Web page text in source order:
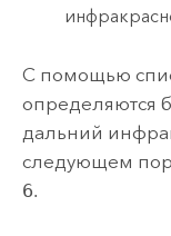
С помощью
определяются
дальний
следующем
6.